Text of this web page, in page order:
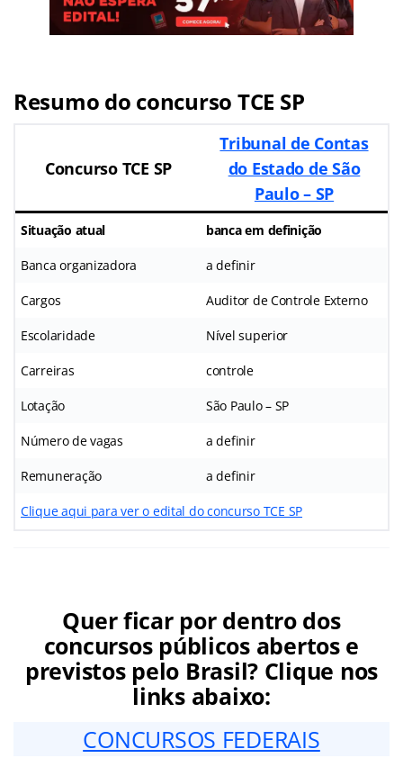
Resumo do concurso TCE SP
Concurso TCE SP
Tribunal de Contas
do Estado de São
Paulo – SP
Situação atual banca em definição
Banca organizadora a definir
Cargos Auditor de Controle Externo
Escolaridade Nível superior
Carreiras controle
Lotação São Paulo – SP
Número de vagas a definir
Remuneração a definir
Clique aqui para ver o edital do concurso TCE SP
Quer ficar por dentro dos
concursos públicos abertos e
previstos pelo Brasil? Clique nos
links abaixo:
CONCURSOS FEDERAIS